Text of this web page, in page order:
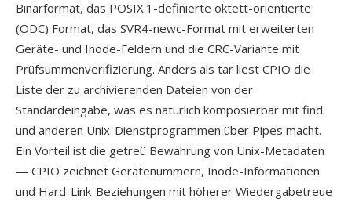
Binärformat, das POSIX.1-definierte oktett-orientierte
(ODC) Format, das SVR4-newc-Format mit erweiterten
Geräte- und Inode-Feldern und die CRC-Variante mit
Prüfsummenverifizierung. Anders als tar liest CPIO die
Liste der zu archivierenden Dateien von der
Standardeingabe, was es natürlich komposierbar mit find
und anderen Unix-Dienstprogrammen über Pipes macht.
Ein Vorteil ist die getreü Bewahrung von Unix-Metadaten
— CPIO zeichnet Gerätenummern, Inode-Informationen
und Hard-Link-Beziehungen mit höherer Wiedergabetreue